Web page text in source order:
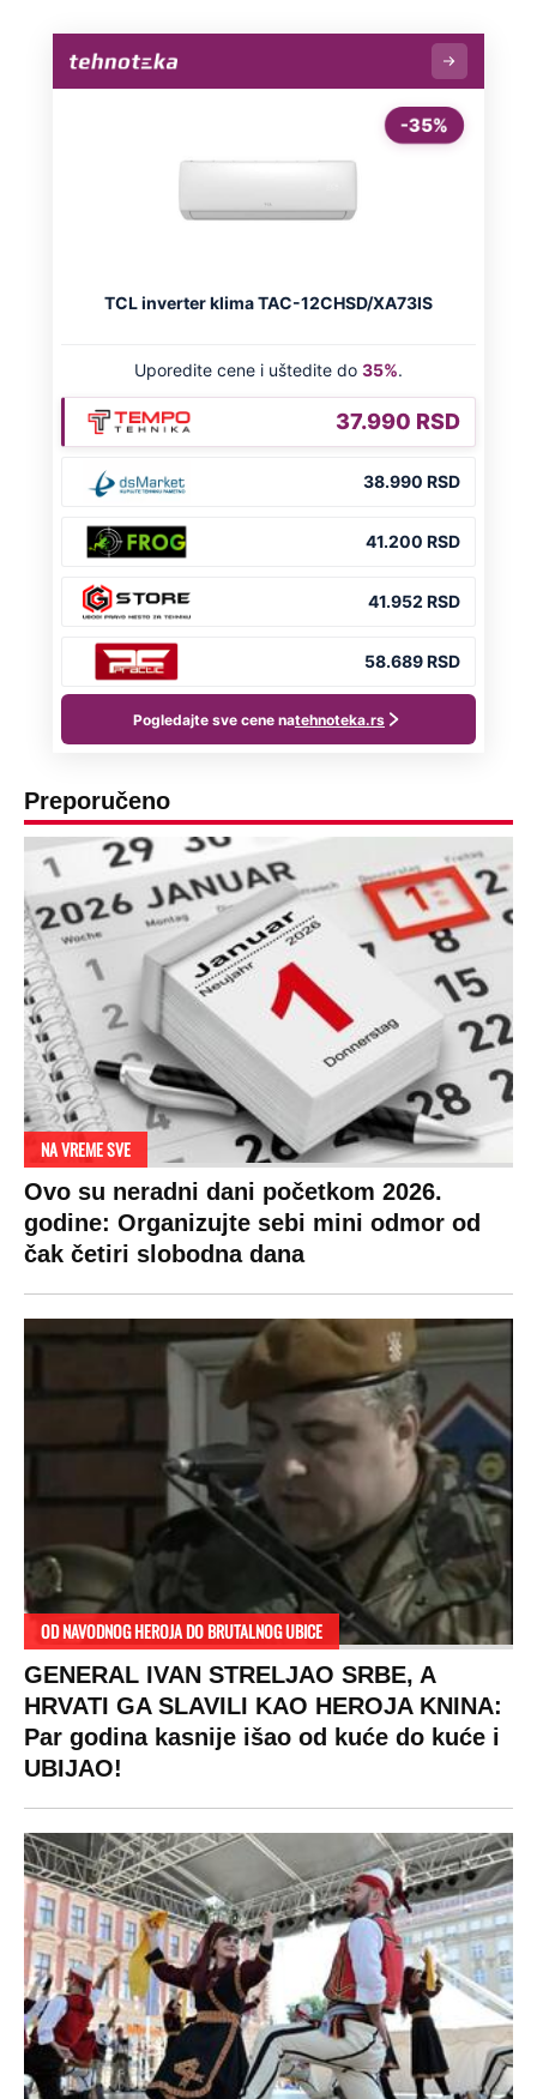
Preporučeno
NA VREME SVE
Ovo su neradni dani početkom 2026.
godine: Organizujte sebi mini odmor od
čak četiri slobodna dana
OD NAVODNOG HEROJA DO BRUTALNOG UBICE
GENERAL IVAN STRELJAO SRBE, A
HRVATI GA SLAVILI KAO HEROJA KNINA:
Par godina kasnije išao od kuće do kuće i
UBIJAO!